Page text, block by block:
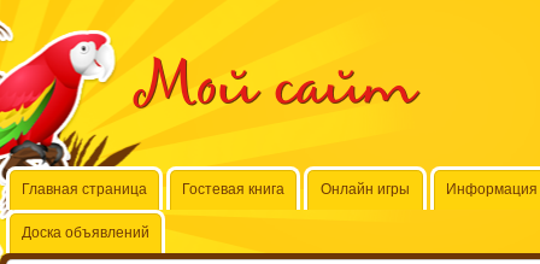
Мой сайт
Главная страница Гостевая книга Онлайн игры Информация
Доска объявлений